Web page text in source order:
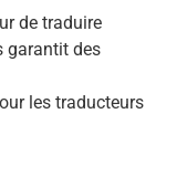
de traduire
garantit des
les traducteurs